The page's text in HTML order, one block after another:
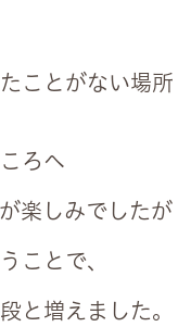
ことがない場所
ろへ
楽しみでしたが
ことで、
と増えました。